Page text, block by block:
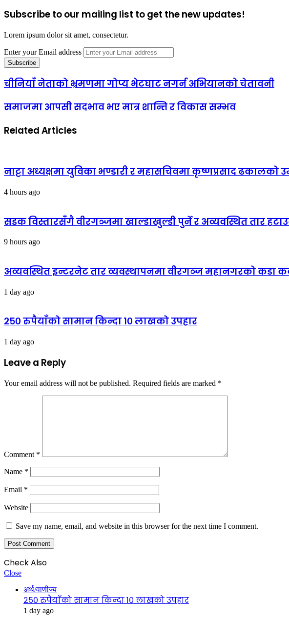
Subscribe to our mailing list to get the new updates!
Lorem ipsum dolor sit amet, consectetur.
Enter your Email address
चीनियाँ नेताको भ्रमणमा गोप्य भेटघाट नगर्न अभियानकाे चेतावनी
समाजमा आपसी सदभाव भए मात्र शान्ति र विकास सम्भव
Related Articles
नाट्टा अध्यक्षमा युविका भण्डारी र महासचिवमा कृष्णप्रसाद ढकालको
4 hours ago
सडक विस्तारसँगै वीरगञ्जमा खाल्डाखुल्डी पुर्ने र अव्यवस्थित तार
9 hours ago
अव्यवस्थित इन्टरनेट तार व्यवस्थापनमा वीरगञ्ज महानगरको
1 day ago
२५० रुपैयाँको सामान किन्दा १० लाखको उपहार
1 day ago
Leave a Reply
Your email address will not be published. Required fields are marked *
Comment *
Name *
Email *
Website
Save my name, email, and website in this browser for the next time I comment.
Check Also
Close
अर्थ/वाणीज्य
२५० रुपैयाँको सामान किन्दा १० लाखको उपहार
1 day ago